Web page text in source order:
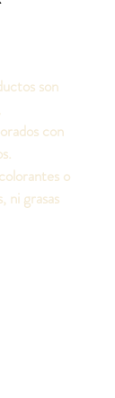
son
con
o
ni grasas